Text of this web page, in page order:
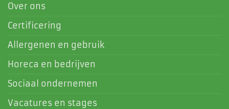
Over ons
Certificering
Allergenen en gebruik
Horeca en bedrijven
Sociaal ondernemen
Vacatures en stages